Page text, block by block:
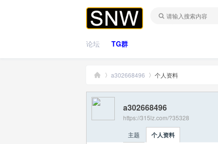
论坛 TG群
a302668496 个人资料
a302668496
https://315lz.com/?35328
主题 个人资料